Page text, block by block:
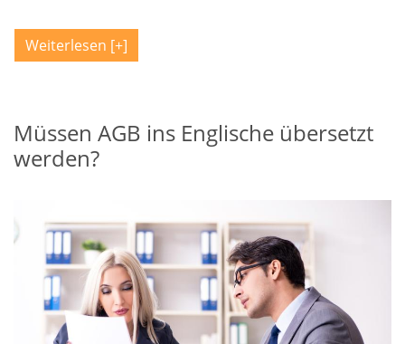
Weiterlesen
Müssen AGB ins Englische übersetzt
werden?